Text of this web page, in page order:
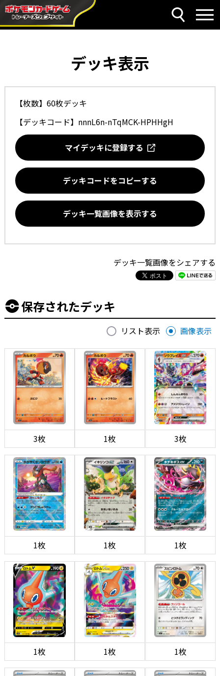
デッキ表示
【枚数】60枚デッキ
【デッキコード】 nnnL6n-nTqMCK-HPHHgH
マイデッキに登録する
デッキコードをコピーする
デッキ一覧画像を表示する
デッキ一覧画像をシェアする
保存されたデッキ
リスト表示 画像表示
3枚 1枚 3枚
1枚 1枚 1枚
1枚 1枚 1枚